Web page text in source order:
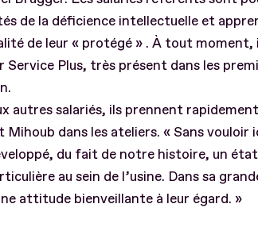
de la déficience intellectuelle et
de leur « protégé » . À tout
Service Plus, très présent dans les
autres salariés, ils prennent
Mihoub dans les ateliers. « Sans vouloir
du fait de notre histoire, un
au sein de l’usine. Dans sa
attitude bienveillante à leur égard. »